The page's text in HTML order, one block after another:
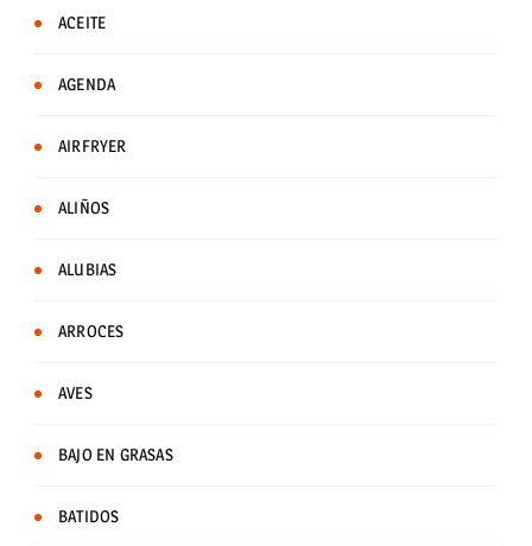
ACEITE
AGENDA
AIRFRYER
ALIÑOS
ALUBIAS
ARROCES
AVES
BAJO EN GRASAS
BATIDOS